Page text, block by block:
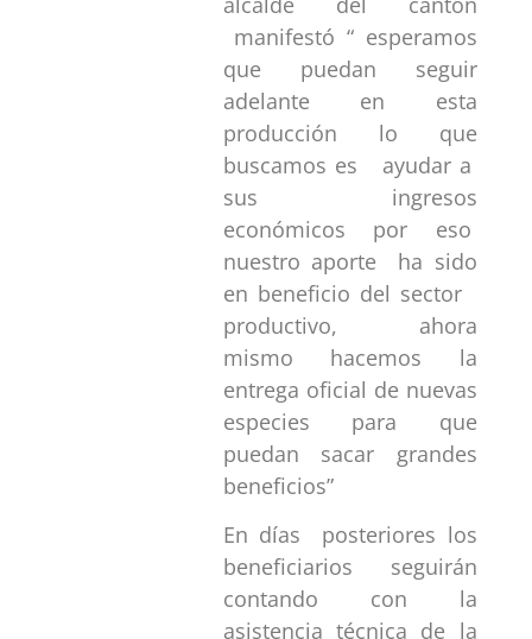
manifestó “ esperamos
que puedan seguir
adelante en esta
producción lo que
buscamos es ayudar a
sus ingresos
económicos por eso
nuestro aporte ha sido
en beneficio del sector
productivo, ahora
mismo hacemos la
entrega oficial de nuevas
especies para que
puedan sacar grandes
beneficios”
En días posteriores los
beneficiarios seguirán
contando con la
asistencia técnica de la